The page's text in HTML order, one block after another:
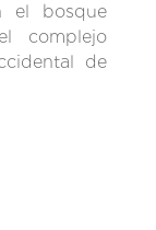
el bosque
complejo
de